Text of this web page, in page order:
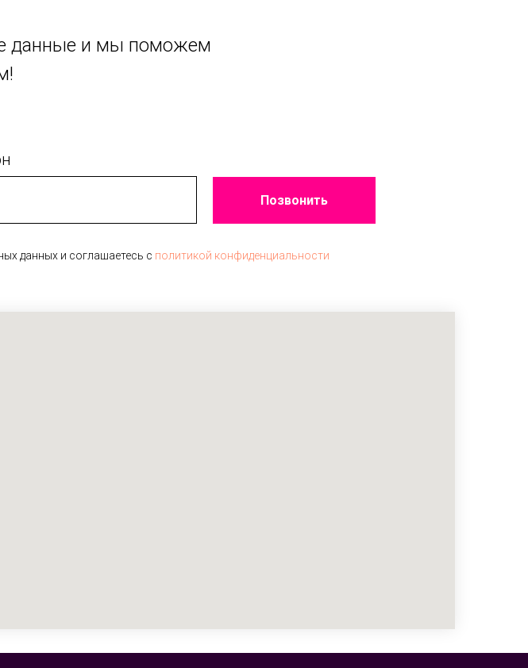
данные и мы поможем
Позвонить
данных и соглашаетесь c политикой конфиденциальности